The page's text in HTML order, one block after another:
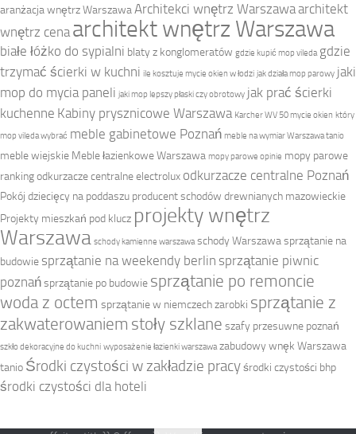
aranżacja wnętrz Warszawa Architekci wnętrz Warszawaarchitekt
wnętrz cena architekt wnętrz Warszawa
białe łóżko do sypialni blaty z konglomeratów gdzie kupić mop vileda gdzie
trzymać ścierki w kuchni ile kosztuje mycie okien w łodzi jak działa mop parowy jaki
mop do mycia paneli jaki mop lepszy płaski czy obrotowy jak prać ścierki
kuchenne Kabiny prysznicowe Warszawa Karcher WV 50 mycie okien który
mop vileda wybrać meble gabinetowe Poznań meble na wymiar Warszawa tanio
meble wiejskie Meble łazienkowe Warszawa mopy parowe opinie mopy parowe
rankingodkurzacze centralne electrolux odkurzacze centralne Poznań
Pokój dziecięcy na poddaszu producent schodów drewnianych mazowieckie
Projekty mieszkań pod klucz projekty wnętrz
Warszawa schody kamienne warszawa schody Warszawasprzątanie na
budowie sprzątanie na weekendy berlin sprzątanie piwnic
poznańsprzątanie po budowie sprzątanie po remoncie
woda z octem sprzątanie w niemczech zarobki sprzątanie z
zakwaterowaniem stoły szklane szafy przesuwne poznań
szkło dekoracyjne do kuchni wyposażenie łazienki warszawa zabudowy wnęk Warszawa
tanio Środki czystości w zakładzie pracyśrodki czystości bhp
środki czystości dla hoteli